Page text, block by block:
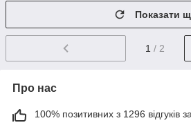
Показати
1 / 2
Про нас
100% позитивних з 1296 відгуків